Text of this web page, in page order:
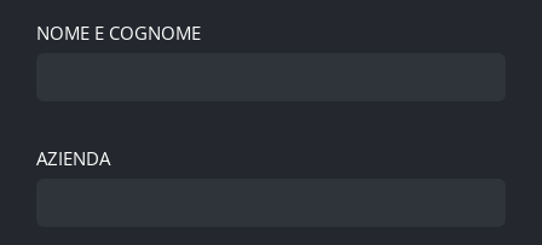
NOME E COGNOME
AZIENDA